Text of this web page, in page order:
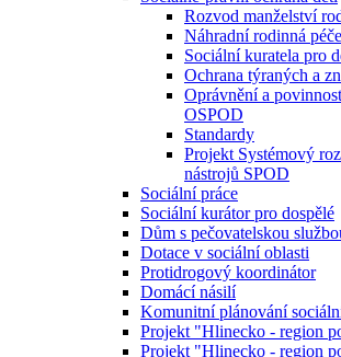
Rozvod manželství
Náhradní rodinná péče
Sociální kuratela pro
Ochrana týraných a
Oprávnění a
OSPOD
Standardy
Projekt Systémový
nástrojů SPOD
Sociální práce
Sociální kurátor pro dospělé
Dům s pečovatelskou
Dotace v sociální oblasti
Protidrogový koordinátor
Domácí násilí
Komunitní plánování
Projekt "Hlinecko - region
Projekt "Hlinecko - region